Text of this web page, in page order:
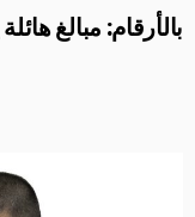
بالأرقام: مبالغ